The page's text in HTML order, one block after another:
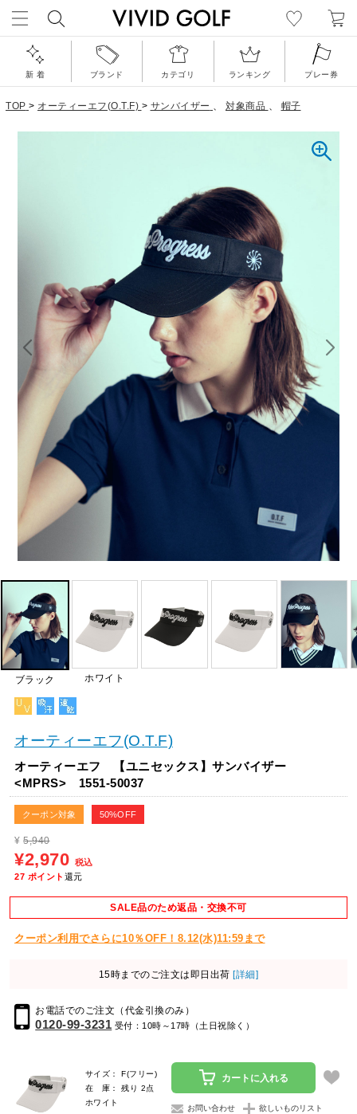
新 着 ブランド カテゴリ ランキング プレー券
TOP > オーティーエフ(O.T.F) > サンバイザー 、 対象商品 、 帽子
ブラック ホワイト
オーティーエフ(O.T.F)
オーティーエフ 【ユニセックス】サンバイザー
<MPRS> 1551-50037
クーポン対象 50%OFF
¥ 5,940
¥2,970 税込
27 ポイント 還元
SALE品のため返品・交換不可
クーポン利用でさらに10％OFF！8.12(水)11:59まで
15時までのご注文は即日出荷 [詳細]
お電話でのご注文（代金引換のみ）
0120-99-3231 受付：10時～17時（土日祝除く）
サイズ： F(フリー)
在 庫： 残り 2点
ホワイト
カートに入れる
お問い合わせ 欲しいものリスト